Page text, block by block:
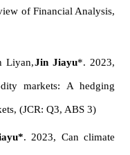
of Financial Analysis,
Liyan,Jin Jiayu*. 2023,
markets: A hedging
, (JCR: Q3, ABS 3)
. 2023, Can climate